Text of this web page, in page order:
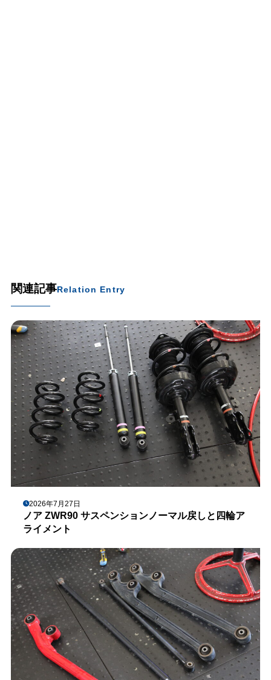
関連記事Relation Entry
2026年7月27日
ノア ZWR90 サスペンションノーマル戻しと四輪ア
ライメント